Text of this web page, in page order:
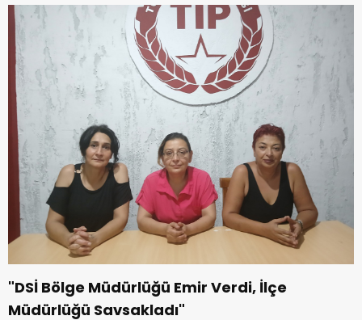
"DSİ Bölge Müdürlüğü Emir Verdi, İlçe
Müdürlüğü Savsakladı"